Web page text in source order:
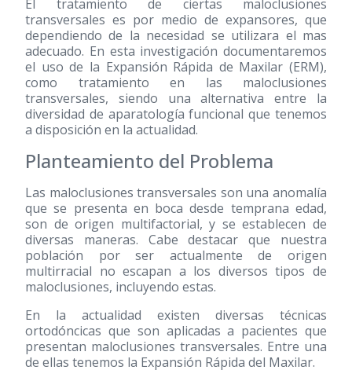
El tratamiento de ciertas maloclusiones
transversales es por medio de expansores, que
dependiendo de la necesidad se utilizara el mas
adecuado. En esta investigación documentaremos
el uso de la Expansión Rápida de Maxilar (ERM),
como tratamiento en las maloclusiones
transversales, siendo una alternativa entre la
diversidad de aparatología funcional que tenemos
a disposición en la actualidad.
Planteamiento del Problema
Las maloclusiones transversales son una anomalía
que se presenta en boca desde temprana edad,
son de origen multifactorial, y se establecen de
diversas maneras. Cabe destacar que nuestra
población por ser actualmente de origen
multirracial no escapan a los diversos tipos de
maloclusiones, incluyendo estas.
En la actualidad existen diversas técnicas
ortodóncicas que son aplicadas a pacientes que
presentan maloclusiones transversales. Entre una
de ellas tenemos la Expansión Rápida del Maxilar.